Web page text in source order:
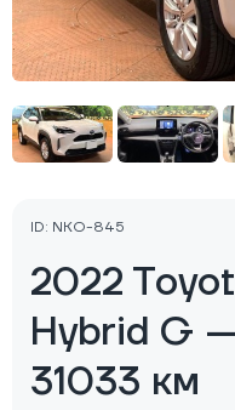
ID: NKO-845
2022
Hybrid G
31033 км